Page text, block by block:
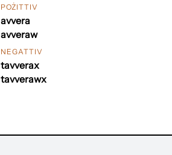
POŻITTIV
avvera
avveraw
NEGATTIV
tavverax
tavverawx